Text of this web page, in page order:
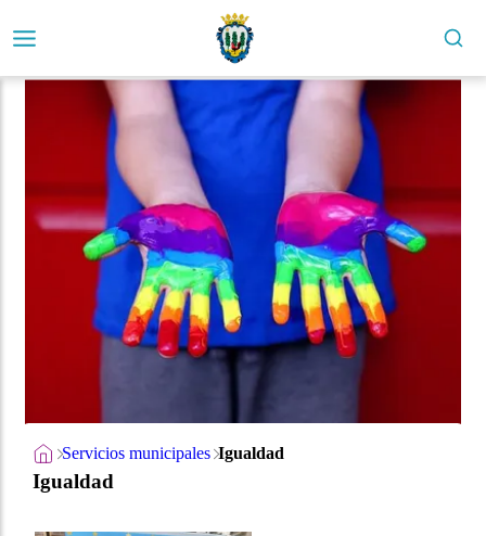
Servicios municipales Igualdad
Igualdad